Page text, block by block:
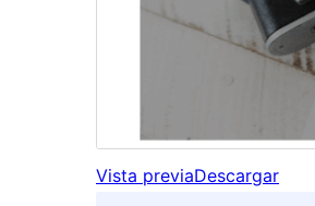
Vista previaDescargar